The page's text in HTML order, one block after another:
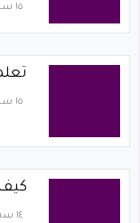
١٥ سبتمبر ٢٠٢٠
١٥ سبتمبر ٢٠٢٠
١٤ سبتمبر ٢٠٢٠